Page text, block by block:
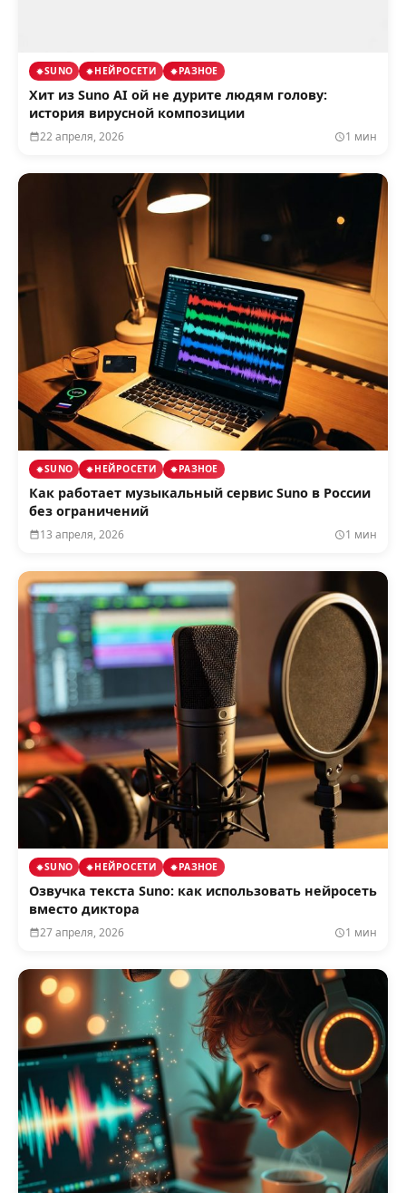
SUNO НЕЙРОСЕТИ РАЗНОЕ
Хит из Suno AI ой не дурите людям голову:
история вирусной композиции
22 апреля, 2026 1 мин
SUNO НЕЙРОСЕТИ РАЗНОЕ
Как работает музыкальный сервис Suno в России
без ограничений
13 апреля, 2026 1 мин
SUNO НЕЙРОСЕТИ РАЗНОЕ
Озвучка текста Suno: как использовать нейросеть
вместо диктора
27 апреля, 2026 1 мин